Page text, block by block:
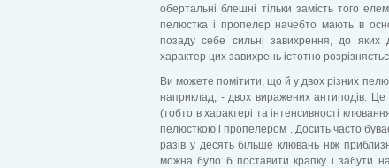
обертальні блешні тільки замість того
пелюстка і пропелер начебто мають в
позаду себе сильні завихрення, до яких
характер цих завихрень істотно
Ви можете помітити, що й у двох різних
наприклад, - двох виражених антиподів. Це
(тобто в характері та інтенсивності
пелюсткою і пропелером . Досить часто
разів у десять більше клювань ніж
можна було б поставити крапку і забути